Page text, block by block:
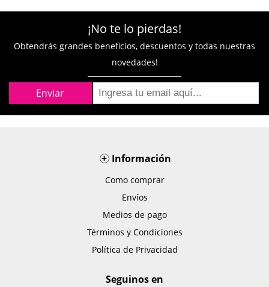
¡No te lo pierdas!
Obtendrás grandes beneficios, descuentos y todas nuestras
novedades!
+Información
Como comprar
Envíos
Medios de pago
Términos y Condiciones
Política de Privacidad
Seguinos en